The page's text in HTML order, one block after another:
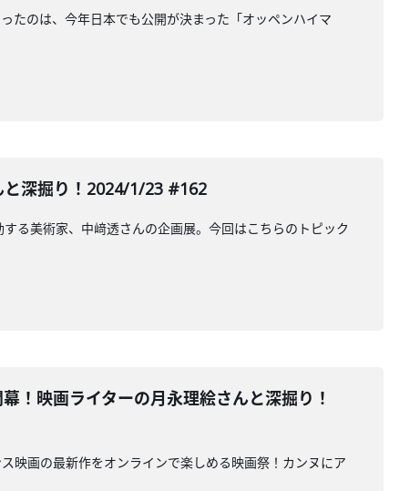
たのは、今年日本でも公開が決まった「オッペンハイマ
と深掘り！2024/1/23 #162
る美術家、中﨑透さんの企画展。今回はこちらのトピック
！映画ライターの月永理絵さんと深掘り！
映画の最新作をオンラインで楽しめる映画祭！カンヌにア